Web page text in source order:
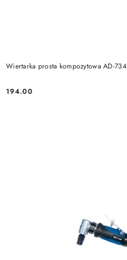
Wiertarka prosta kompozytowa AD-734
Cena:
194.00